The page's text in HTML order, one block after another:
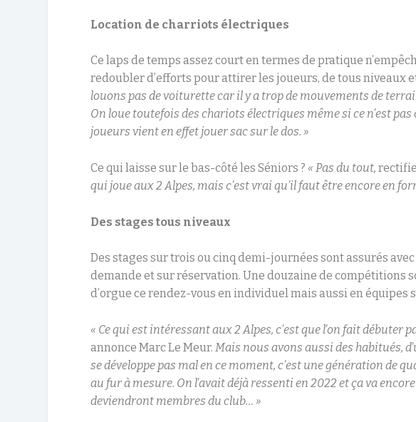
Location de charriots électriques
Ce laps de temps assez court en termes de pratique
redoubler d’efforts pour attirer les joueurs, de tous niveaux
louons pas de voiturette car il y a trop de mouvements de
On loue toutefois des chariots électriques même si ce n’est pas
joueurs vient en effet jouer sac sur le dos. »
Ce qui laisse sur le bas-côté les Séniors ? « Pas du tout,
qui joue aux 2 Alpes, mais c’est vrai qu’il faut être encore en
Des stages tous niveaux
Des stages sur trois ou cinq demi-journées sont assurés
demande et sur réservation. Une douzaine de compétitions
d’orgue ce rendez-vous en individuel mais aussi en équipes
« Ce qui est intéressant aux 2 Alpes, c’est que l’on fait débuter
annonce Marc Le Meur. Mais nous avons aussi des habitués,
se développe pas mal en ce moment, c’est une génération de
au fur à mesure. On l’avait déjà ressenti en 2022 et ça va
deviendront membres du club… »